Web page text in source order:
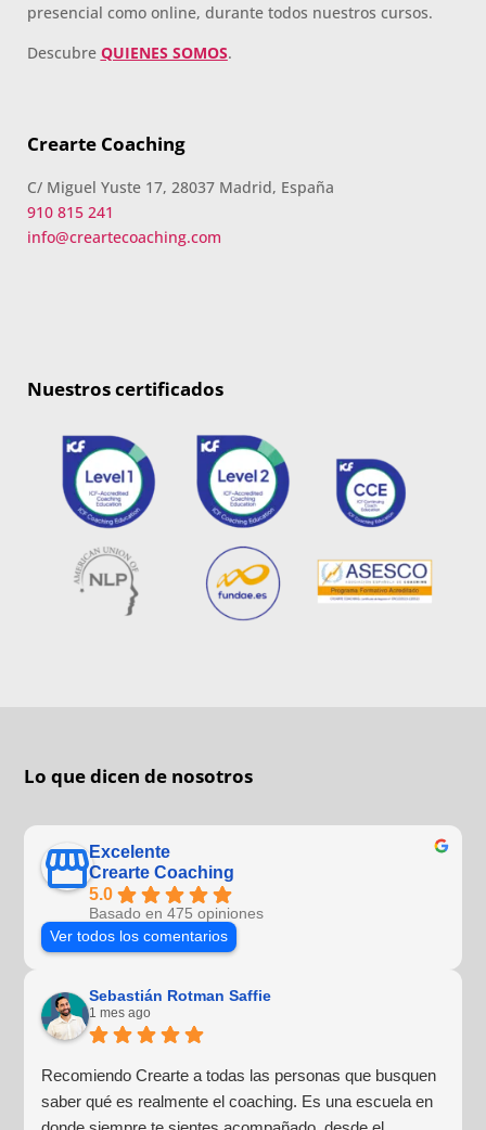
presencial como online, durante todos nuestros cursos.
Descubre QUIENES SOMOS.
Crearte Coaching
C/ Miguel Yuste 17, 28037 Madrid, España
910 815 241
info@creartecoaching.com
Nuestros certificados
Lo que dicen de nosotros
Excelente
Crearte Coaching
5.0
Basado en 475 opiniones
Ver todos los comentarios
Sebastián Rotman Saffie
1 mes ago
Recomiendo Crearte a todas las personas que busquen
saber qué es realmente el coaching. Es una escuela en